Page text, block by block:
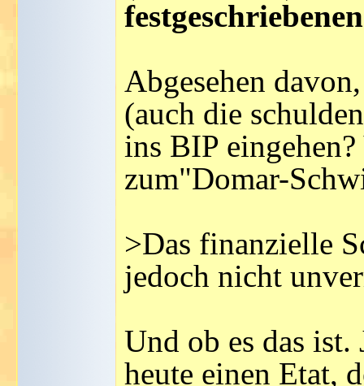
Abgesehen
(auch die
ins BIP
zum"Domar-
>Das finanzielle
jedoch nicht
Und ob es das
heute einen Etat,